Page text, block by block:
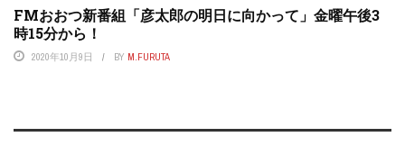
FMおおつ新番組「彦太郎の明日に向かって」金曜午後3
時15分から！
2020年10月9日 BY M.FURUTA